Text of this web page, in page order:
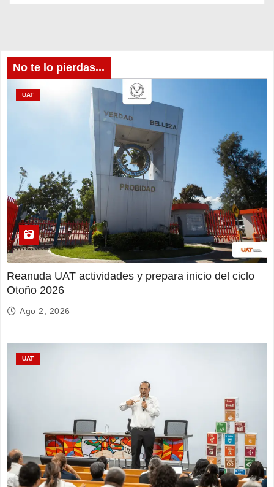
No te lo pierdas...
UAT
Reanuda UAT actividades y prepara inicio del ciclo
Otoño 2026
Ago 2, 2026
UAT